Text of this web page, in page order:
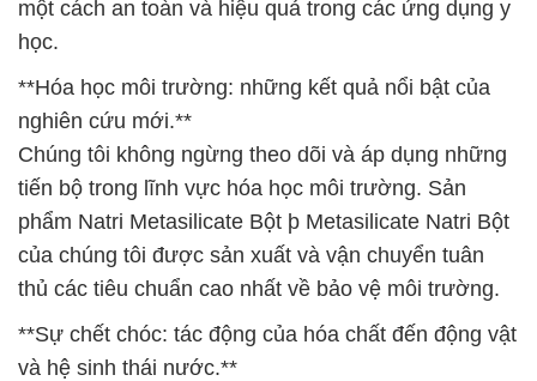
một cách an toàn và hiệu quả trong các ứng dụng y
học.
**Hóa học môi trường: những kết quả nổi bật của
nghiên cứu mới.**
Chúng tôi không ngừng theo dõi và áp dụng những
tiến bộ trong lĩnh vực hóa học môi trường. Sản
phẩm Natri Metasilicate Bột þ Metasilicate Natri Bột
của chúng tôi được sản xuất và vận chuyển tuân
thủ các tiêu chuẩn cao nhất về bảo vệ môi trường.
**Sự chết chóc: tác động của hóa chất đến động vật
và hệ sinh thái nước.**